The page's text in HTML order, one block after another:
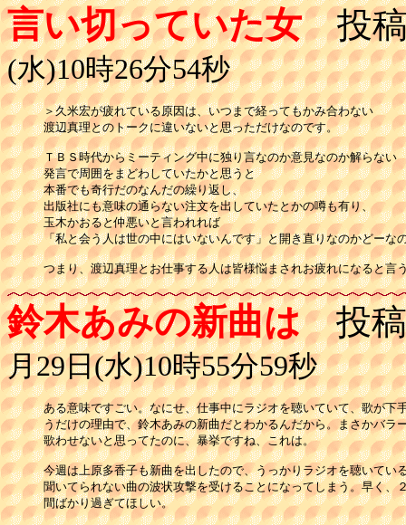
言い切っていた女投稿
(水)10時26分54秒
＞久米宏が疲れている原因は、いつまで経ってもかみ合わない
渡辺真理とのトークに違いないと思っただけなのです。
ＴＢＳ時代からミーティング中に独り言なのか意見なのか解らない
発言で周囲をまどわしていたかと思うと
本番でも奇行だのなんだの繰り返し、
出版社にも意味の通らない注文を出していたとかの噂も有り、
玉木かおると仲悪いと言われれば
「私と会う人は世の中にはいないんです」と開き直りなのかどーな
鈴木あみの新曲は投稿
月29日(水)10時55分59秒
ある意味ですごい。なにせ、仕事中にラジオを聴いていて、歌が下
うだけの理由で、鈴木あみの新曲だとわかるんだから。まさかバラ
歌わせないと思ってたのに、暴挙ですね、これは。
今週は上原多香子も新曲を出したので、うっかりラジオを聴いてい
聞いてられない曲の波状攻撃を受けることになってしまう。早く、
間ばかり過ぎてほしい。